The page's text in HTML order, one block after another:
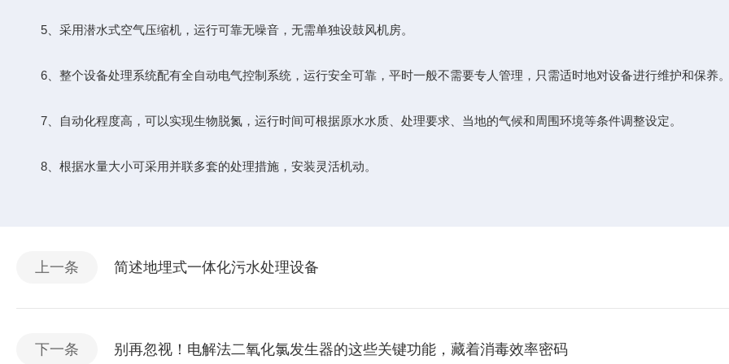
5、采用潜水式空气压缩机，运行可靠无噪音，无需单独设鼓风机房。
6、整个设备处理系统配有全自动电气控制系统，运行安全可靠，平时一般不需要专人管理，只需适时地对设备进行维护和保养
7、自动化程度高，可以实现生物脱氮，运行时间可根据原水水质、处理要求、当地的气候和周围环境等条件调整设定。
8、根据水量大小可采用并联多套的处理措施，安装灵活机动。
上一条 简述地埋式一体化污水处理设备
下一条 别再忽视！电解法二氧化氯发生器的这些关键功能，藏着消毒效率密码